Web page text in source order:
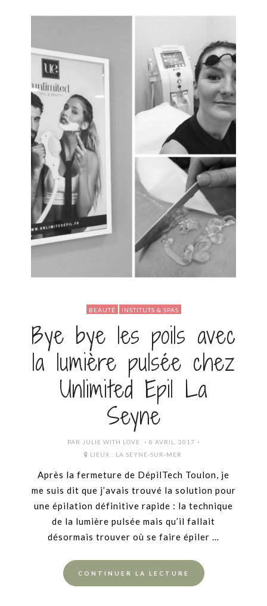
BEAUTÉ INSTITUTS & SPAS
Bye bye les poils avec
la lumière pulsée chez
Unlimited Epil La
Seyne
PAR JULIE WITH LOVE
POSTED
ON
8 AVRIL, 2017
LIEUX : LA SEYNE-SUR-MER
Après la fermeture de DépilTech Toulon, je
me suis dit que j’avais trouvé la solution pour
une épilation définitive rapide : la technique
de la lumière pulsée mais qu’il fallait
désormais trouver où se faire épiler …
CONTINUER LA LECTURE